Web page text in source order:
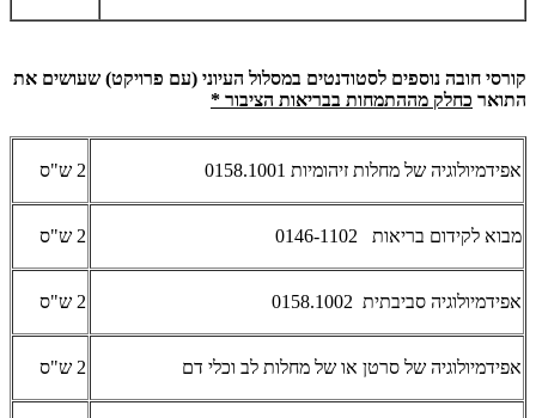
קורסי חובה נוספים לסטודנטים במסלול העיוני (עם פרויקט) שעושים את
התואר כחלק מההתמחות בבריאות הציבור *
אפידמיולוגיה של מחלות זיהומיות 0158.1001 2 ש"ס
מבוא לקידום בריאות 0146-1102 2 ש"ס
אפידמיולוגיה סביבתית 0158.1002 2 ש"ס
אפידמיולוגיה של סרטן או של מחלות לב וכלי דם 2 ש"ס